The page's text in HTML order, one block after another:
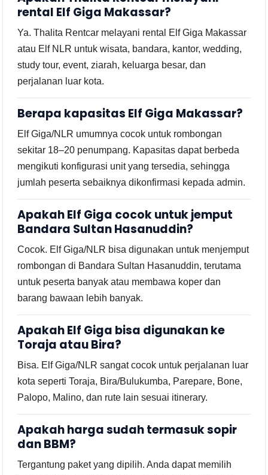
rental Elf Giga Makassar?
Ya. Thalita Rentcar melayani rental Elf Giga Makassar
atau Elf NLR untuk wisata, bandara, kantor, wedding,
study tour, event, ziarah, keluarga besar, dan
perjalanan luar kota.
Berapa kapasitas Elf Giga Makassar?
Elf Giga/NLR umumnya cocok untuk rombongan
sekitar 18–20 penumpang. Kapasitas dapat berbeda
mengikuti konfigurasi unit yang tersedia, sehingga
jumlah peserta sebaiknya dikonfirmasi kepada admin.
Apakah Elf Giga cocok untuk jemput
Bandara Sultan Hasanuddin?
Cocok. Elf Giga/NLR bisa digunakan untuk menjemput
rombongan di Bandara Sultan Hasanuddin, terutama
untuk peserta banyak atau membawa koper dan
barang bawaan lebih banyak.
Apakah Elf Giga bisa digunakan ke
Toraja atau Bira?
Bisa. Elf Giga/NLR sangat cocok untuk perjalanan luar
kota seperti Toraja, Bira/Bulukumba, Parepare, Bone,
Palopo, Malino, dan rute lain sesuai itinerary.
Apakah harga sudah termasuk sopir
dan BBM?
Tergantung paket yang dipilih. Anda dapat memilih